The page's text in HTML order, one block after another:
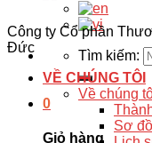
Tìm kiếm:
0
Giỏ hàng
Công ty Cổ phần
Đức
VỀ CHÚNG TÔI
Về chúng
Sơ